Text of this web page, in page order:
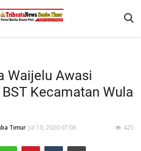
Waijelu Awasi
Kecamatan Wula
Timur Jul 10, 2020 07:06 425